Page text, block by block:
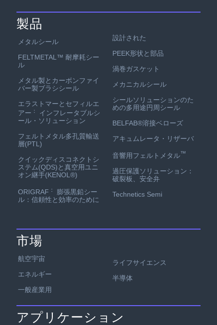
製品
メタルシール
FELTMETAL™ 耐摩耗シー
ル
メタル製とカーボンファイ
バー製ブラシシール
エラストマーとセフィルエ
アー ：
インフレータブルシ
ール・ソリューション
フェルトメタル多孔質輸送
層(PTL)
クイックディスコネクトシ
ステム(QDS)と真空用ユニ
オン継手(KENOL®)
ORIGRAF ：
膨張黒鉛シー
ル：信頼性と効率のために
設計された
PEEK形状と部品
渦巻ガスケット
メカニカルシール
シールソリューションのた
めの多用途円周シール
BELFAB®溶接ベローズ
アキュムレータ・リザーバ
音響用フェルトメタル™
過圧保護ソリューション：
破裂板、安全弁
Technetics Semi
市場
航空宇宙
エネルギー
一般産業用
ライフサイエンス
半導体
アプリケーション